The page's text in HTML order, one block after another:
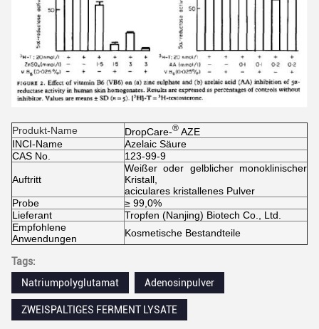
Produkt-Name DropCare-® AZE
INCI-Name
Azelaic Säure
CAS No.
123-99-9
Auftritt
Weißer oder gelblicher monoklinischer
Kristall,
aciculares kristallenes Pulver
Probe
≥ 99,0%
Lieferant
Tropfen (Nanjing) Biotech Co., Ltd.
Empfohlene
Anwendungen
Kosmetische Bestandteile
Tags:
Natriumpolyglutamat
Adenosinpulver
ZWEISPALTIGES FERMENT LYSATE